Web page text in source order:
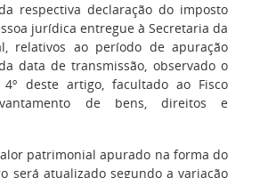
respectiva declaração do imposto
jurídica entregue à Secretaria da
relativos ao período de apuração
data de transmissão, observado o
deste artigo, facultado ao Fisco
de bens, direitos e
patrimonial apurado na forma do
será atualizado segundo a variação